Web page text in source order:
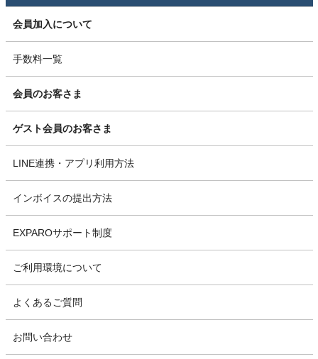
会員加入について
手数料一覧
会員のお客さま
ゲスト会員のお客さま
LINE連携・アプリ利用方法
インボイスの提出方法
EXPAROサポート制度
ご利用環境について
よくあるご質問
お問い合わせ